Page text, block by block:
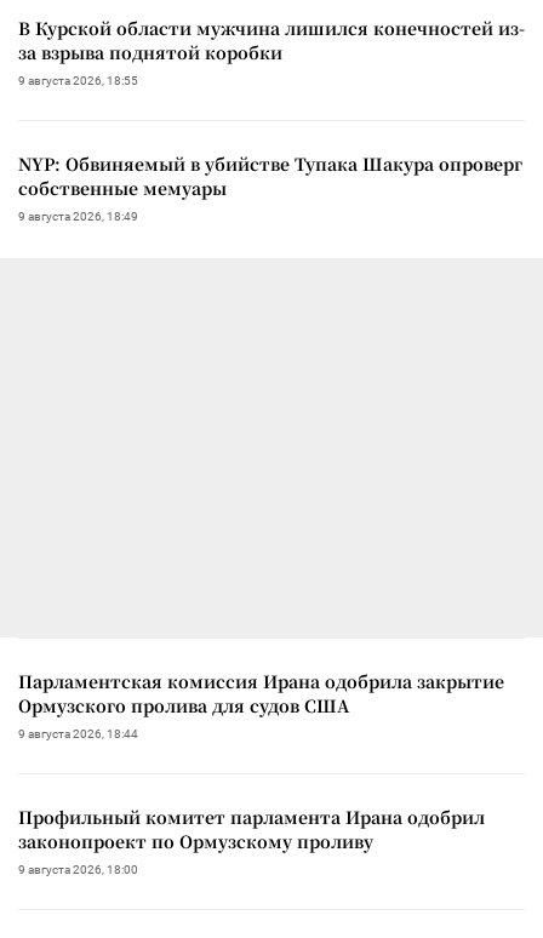
В Курской области мужчина лишился конечностей из-
за взрыва поднятой коробки
9 августа 2026, 18:55
NYP: Обвиняемый в убийстве Тупака Шакура опроверг
собственные мемуары
9 августа 2026, 18:49
Парламентская комиссия Ирана одобрила закрытие
Ормузского пролива для судов США
9 августа 2026, 18:44
Профильный комитет парламента Ирана одобрил
законопроект по Ормузскому проливу
9 августа 2026, 18:00